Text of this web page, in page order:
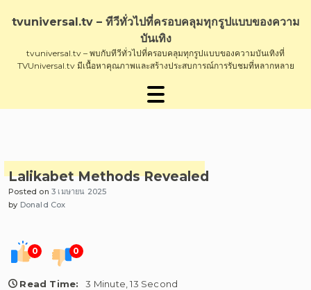
tvuniversal.tv – ทีวีทั่วไปที่ครอบคลุมทุกรูปแบบของความ
บันเทิง
tvuniversal.tv – พบกับทีวีทั่วไปที่ครอบคลุมทุกรูปแบบของความบันเทิงที่
TVUniversal.tv มีเนื้อหาคุณภาพและสร้างประสบการณ์การรับชมที่หลากหลาย
Lalikabet Methods Revealed
Posted on3 เมษายน 2025
by Donald Cox
0 0
Read Time:
3 Minute, 13 Second